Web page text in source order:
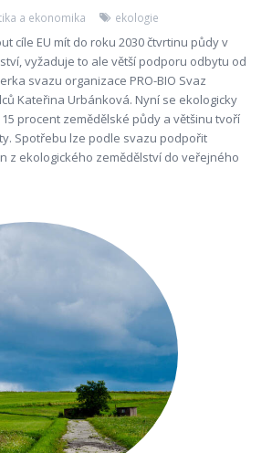
a ekonomika ekologie
cíle EU mít do roku 2030 čtvrtinu půdy v
vyžaduje to ale větší podporu odbytu od
svazu organizace PRO-BIO Svaz
Kateřina Urbánková. Nyní se ekologicky
procent zemědělské půdy a většinu tvoří
Spotřebu lze podle svazu podpořit
z ekologického zemědělství do veřejného